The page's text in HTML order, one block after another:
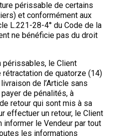
périssable de certains
et conformément aux
L.221-28-4° du Code de la
ne bénéficie pas du droit
périssables, le Client
de quatorze (14)
de l’Article sans
de pénalités, à
retour qui sont mis à sa
effectuer un retour, le Client
informer le Vendeur par tout
les informations